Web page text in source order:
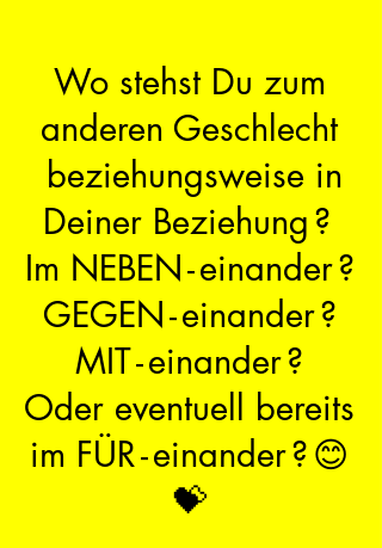
Wo stehst Du zum
anderen Geschlecht
beziehungsweise in
Deiner Beziehung?
Im NEBEN-einander?
GEGEN-einander?
MIT-einander?
Oder eventuell bereits
im FÜR-einander?😊
💝